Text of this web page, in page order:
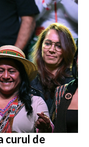
curul de